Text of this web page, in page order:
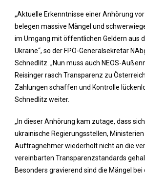
„Aktuelle Erkenntnisse einer Anhörung
belegen massive Mängel und
im Umgang mit öffentlichen Geldern aus
Ukraine“, so der FPÖ-Generalsekretär
Schnedlitz. „Nun muss auch NEOS-
Reisinger rasch Transparenz zu
Zahlungen schaffen und Kontrolle
Schnedlitz weiter.
„In dieser Anhörung kam zutage, dass
ukrainische Regierungsstellen,
Auftragnehmer wiederholt nicht an die
vereinbarten Transparenzstandards
Besonders gravierend sind die Mängel